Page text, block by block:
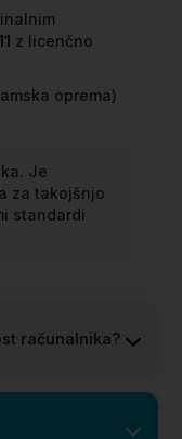
z licenčno
oprema)
Je
za takojšnjo
standardi
računalnika?